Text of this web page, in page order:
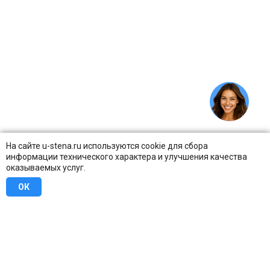
На сайте u-stena.ru используются cookie для сбора
информации технического характера и улучшения качества
оказываемых услуг.
ОК